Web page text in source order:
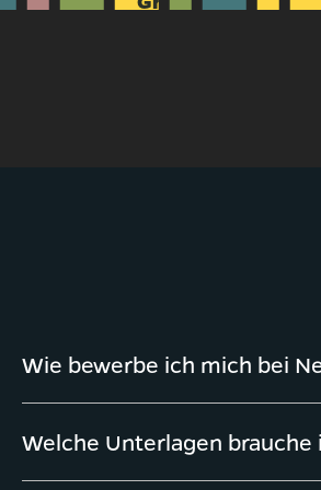
Wie bewerbe ich mich bei
Welche Unterlagen brauche